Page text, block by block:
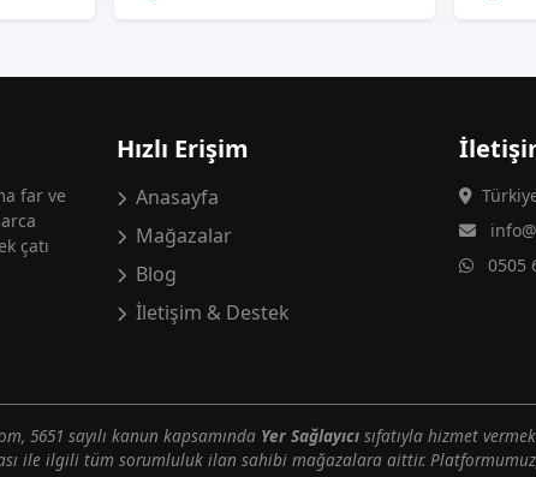
far ve
çatı
Hızlı Erişim
Anasayfa
Mağazalar
Blog
İletişim & Destek
0505
5651 sayılı kanun kapsamında Yer Sağlayıcı sıfatıyla hizmet
ile ilgili tüm sorumluluk ilan sahibi mağazalara aittir.